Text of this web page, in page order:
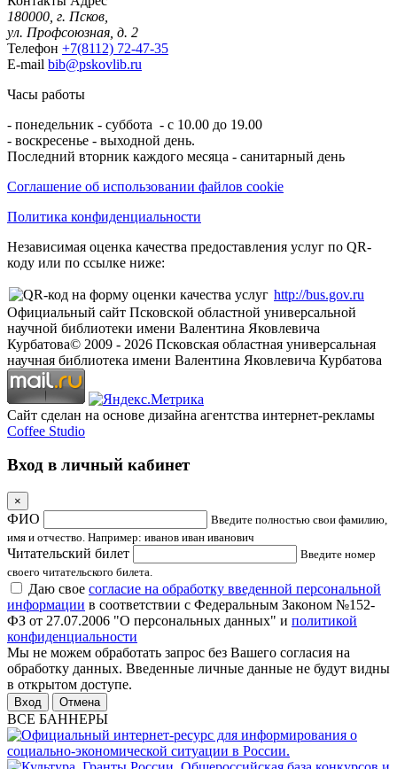
180000, г. Псков,
ул. Профсоюзная, д. 2
Телефон +7(8112) 72-47-35
E-mail bib@pskovlib.ru
Часы работы
- понедельник - суббота - с 10.00 до 19.00
- воскресенье - выходной день.
Последний вторник каждого месяца - санитарный день
Соглашение об использовании файлов cookie
Политика конфиденциальности
Независимая оценка качества предоставления услуг по QR-
коду или по ссылке ниже:
http://bus.gov.ru
Официальный сайт Псковской областной универсальной
научной библиотеки имени Валентина Яковлевича
Курбатова© 2009 - 2026 Псковская областная универсальная
научная библиотека имени Валентина Яковлевича Курбатова
Сайт сделан на основе дизайна агентства интернет-рекламы
Coffee Studio
Вход в личный кабинет
×
ФИО
Введите полностью свои фамилию,
имя и отчество. Например: иванов иван иванович
Читательский билет
Введите номер
своего читательского билета.
Даю свое согласие на обработку введенной персональной
информации в соответствии с Федеральным Законом №152-
ФЗ от 27.07.2006 "О персональных данных" и политикой
конфиденциальности
Мы не можем обработать запрос без Вашего согласия на
обработку данных. Введенные личные данные не будут видны
в открытом доступе.
Отмена
ВСЕ БАННЕРЫ